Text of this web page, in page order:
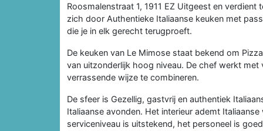
Roosmalenstraat 1, 1911 EZ Uitgeest en
zich door Authentieke Italiaanse keuken met
die je in elk gerecht terugproeft.
De keuken van Le Mimose staat bekend om
van uitzonderlijk hoog niveau. De chef werkt
verrassende wijze te combineren.
De sfeer is Gezellig, gastvrij en authentiek
Italiaanse avonden. Het interieur ademt
serviceniveau is uitstekend, het personeel is